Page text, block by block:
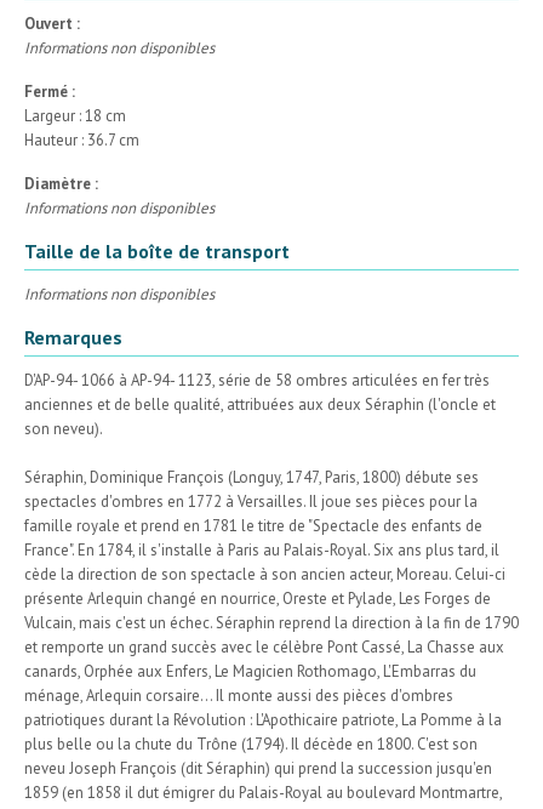
Ouvert :
Informations non disponibles
Fermé :
Largeur : 18 cm
Hauteur : 36.7 cm
Diamètre :
Informations non disponibles
Taille de la boîte de transport
Informations non disponibles
Remarques
D'AP-94- 1066 à AP-94- 1123, série de 58 ombres articulées en fer très
anciennes et de belle qualité, attribuées aux deux Séraphin (l'oncle et
son neveu).
Séraphin, Dominique François (Longuy, 1747, Paris, 1800) débute ses
spectacles d'ombres en 1772 à Versailles. Il joue ses pièces pour la
famille royale et prend en 1781 le titre de "Spectacle des enfants de
France". En 1784, il s'installe à Paris au Palais-Royal. Six ans plus tard, il
cède la direction de son spectacle à son ancien acteur, Moreau. Celui-ci
présente Arlequin changé en nourrice, Oreste et Pylade, Les Forges de
Vulcain, mais c'est un échec. Séraphin reprend la direction à la fin de 1790
et remporte un grand succès avec le célèbre Pont Cassé, La Chasse aux
canards, Orphée aux Enfers, Le Magicien Rothomago, L'Embarras du
ménage, Arlequin corsaire... Il monte aussi des pièces d'ombres
patriotiques durant la Révolution : L'Apothicaire patriote, La Pomme à la
plus belle ou la chute du Trône (1794). Il décède en 1800. C'est son
neveu Joseph François (dit Séraphin) qui prend la succession jusqu'en
1859 (en 1858 il dut émigrer du Palais-Royal au boulevard Montmartre,